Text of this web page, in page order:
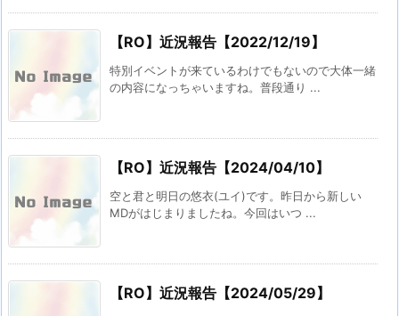
【RO】近況報告【2022/12/19】
特別イベントが来ているわけでもないので大体一緒
の内容になっちゃいますね。普段通り ...
【RO】近況報告【2024/04/10】
空と君と明日の悠衣(ユイ)です。昨日から新しい
MDがはじまりましたね。今回はいつ ...
【RO】近況報告【2024/05/29】